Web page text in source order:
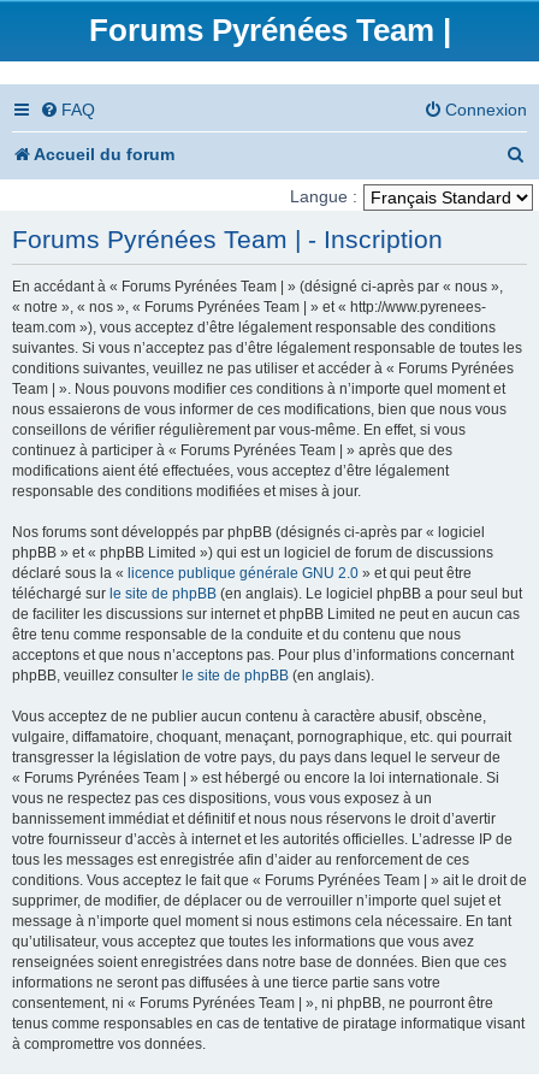
Forums Pyrénées Team |
FAQ Connexion
Accueil du forum
e
h
Langue :
Forums Pyrénées Team | - Inscription
En accédant à « Forums Pyrénées Team | » (désigné ci-après par « nous »,
« notre », « nos », « Forums Pyrénées Team | » et « http://www.pyrenees-
team.com »), vous acceptez d’être légalement responsable des conditions
suivantes. Si vous n’acceptez pas d’être légalement responsable de toutes les
conditions suivantes, veuillez ne pas utiliser et accéder à « Forums Pyrénées
Team | ». Nous pouvons modifier ces conditions à n’importe quel moment et
nous essaierons de vous informer de ces modifications, bien que nous vous
conseillons de vérifier régulièrement par vous-même. En effet, si vous
continuez à participer à « Forums Pyrénées Team | » après que des
modifications aient été effectuées, vous acceptez d’être légalement
responsable des conditions modifiées et mises à jour.
Nos forums sont développés par phpBB (désignés ci-après par « logiciel
phpBB » et « phpBB Limited ») qui est un logiciel de forum de discussions
déclaré sous la « licence publique générale GNU 2.0 » et qui peut être
téléchargé sur le site de phpBB (en anglais). Le logiciel phpBB a pour seul but
de faciliter les discussions sur internet et phpBB Limited ne peut en aucun cas
être tenu comme responsable de la conduite et du contenu que nous
acceptons et que nous n’acceptons pas. Pour plus d’informations concernant
phpBB, veuillez consulter le site de phpBB (en anglais).
Vous acceptez de ne publier aucun contenu à caractère abusif, obscène,
vulgaire, diffamatoire, choquant, menaçant, pornographique, etc. qui pourrait
transgresser la législation de votre pays, du pays dans lequel le serveur de
« Forums Pyrénées Team | » est hébergé ou encore la loi internationale. Si
vous ne respectez pas ces dispositions, vous vous exposez à un
bannissement immédiat et définitif et nous nous réservons le droit d’avertir
votre fournisseur d’accès à internet et les autorités officielles. L’adresse IP de
tous les messages est enregistrée afin d’aider au renforcement de ces
conditions. Vous acceptez le fait que « Forums Pyrénées Team | » ait le droit de
supprimer, de modifier, de déplacer ou de verrouiller n’importe quel sujet et
message à n’importe quel moment si nous estimons cela nécessaire. En tant
qu’utilisateur, vous acceptez que toutes les informations que vous avez
renseignées soient enregistrées dans notre base de données. Bien que ces
informations ne seront pas diffusées à une tierce partie sans votre
consentement, ni « Forums Pyrénées Team | », ni phpBB, ne pourront être
tenus comme responsables en cas de tentative de piratage informatique visant
à compromettre vos données.